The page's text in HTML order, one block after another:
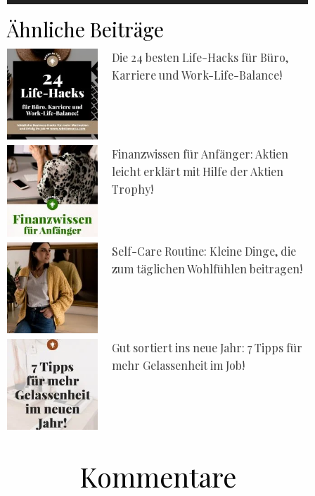
Ähnliche Beiträge
Die 24 besten Life-Hacks für Büro,
Karriere und Work-Life-Balance!
Finanzwissen für Anfänger: Aktien
leicht erklärt mit Hilfe der Aktien
Trophy!
Self-Care Routine: Kleine Dinge, die
zum täglichen Wohlfühlen beitragen!
Gut sortiert ins neue Jahr: 7 Tipps für
mehr Gelassenheit im Job!
Kommentare